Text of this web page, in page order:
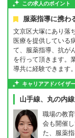
この求人のポイント
服薬指導に携わ
文京区大塚にあり落
医療を提供している
て、服薬指導、抗が
を行って頂きます。
導共に経験できます。
キャリアアドバイザ
山手線、丸の内
職場の教
会も開催
た、服薬